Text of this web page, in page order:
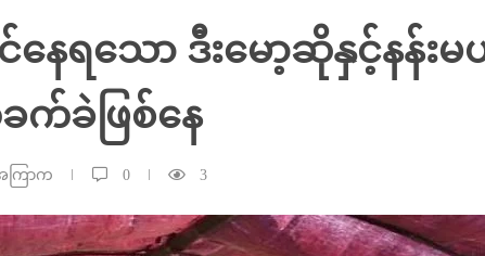
နေရသော ဒီးမော့ဆိုနှင့်နန်း
က်ခဲဖြစ်နေ
ကြာက 0 3